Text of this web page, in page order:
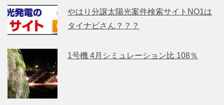
やはり分譲太陽光案件検索サイトNO1は
タイナビさん？？？
1号機 4月シミュレーション比 108％